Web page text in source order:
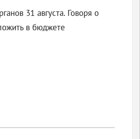
31 августа. Говоря о
в бюджете